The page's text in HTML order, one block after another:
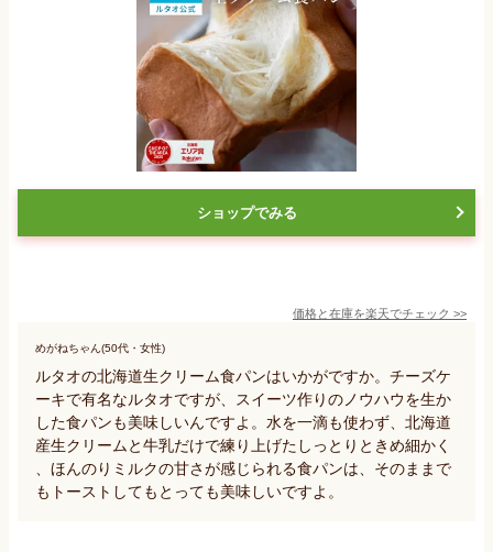
ショップでみる
価格と在庫を楽天でチェック >>
めがねちゃん(50代・女性)
ルタオの北海道生クリーム食パンはいかがですか。チーズケ
ーキで有名なルタオですが、スイーツ作りのノウハウを生か
した食パンも美味しいんですよ。水を一滴も使わず、北海道
産生クリームと牛乳だけで練り上げたしっとりときめ細かく
、ほんのりミルクの甘さが感じられる食パンは、そのままで
もトーストしてもとっても美味しいですよ。